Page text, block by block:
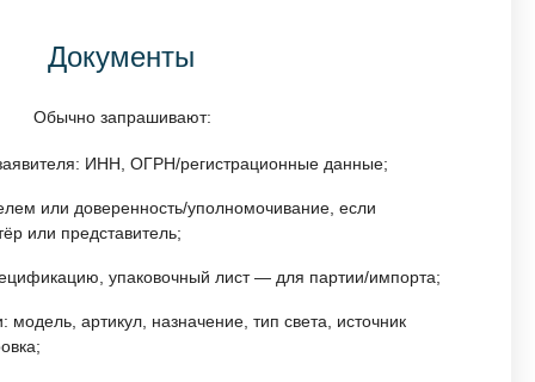
Документы
Обычно запрашивают:
ИНН, ОГРН/регистрационные данные;
или доверенность/уполномочивание, если
или представитель;
упаковочный лист — для партии/импорта;
модель, артикул, назначение, тип света, источник